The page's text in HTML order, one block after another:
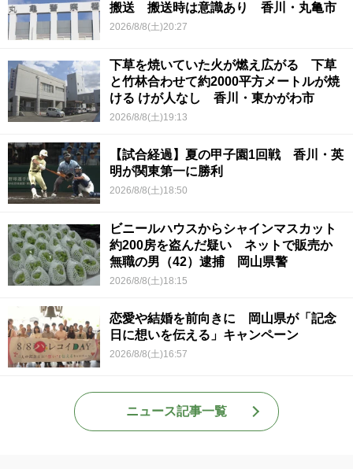
搬送 搬送時は意識あり 香川・丸亀市
2026/8/8(土)20:27
下草を焼いていた火が燃え広がる 下草
と竹林合わせて約2000平方メートルが焼
ける けが人なし 香川・東かがわ市
2026/8/8(土)19:13
【試合経過】夏の甲子園1回戦 香川・英
明が関東第一に勝利
2026/8/8(土)18:50
ビニールハウスからシャインマスカット
約200房を盗んだ疑い ネットで販売か
無職の男（42）逮捕 岡山県警
2026/8/8(土)18:15
恋愛や結婚を前向きに 岡山県が「記念
日に想いを伝える」キャンペーン
2026/8/8(土)16:57
ニュース記事一覧